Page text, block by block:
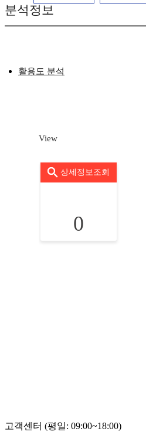
분석정보
활용도 분석
View
상세정보조회
0
고객센터 (평일: 09:00~18:00)